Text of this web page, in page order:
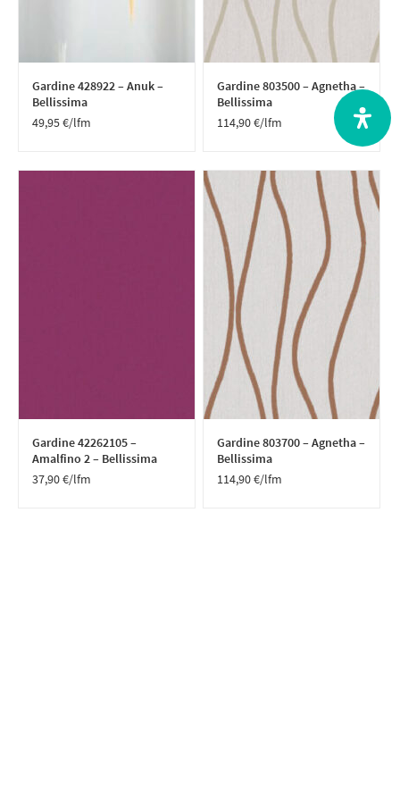
Gardine 428922 – Anuk –
Bellissima
49,95€/lfm
Gardine 803500 – Agnetha –
Bellissima
114,90€/lfm
Gardine 42262105 –
Amalfino 2 – Bellissima
37,90€/lfm
Gardine 803700 – Agnetha –
Bellissima
114,90€/lfm